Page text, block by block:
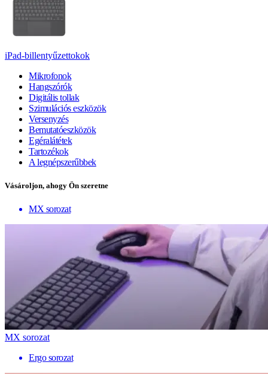
iPad-billentyűzettokok
Mikrofonok
Hangszórók
Digitális tollak
Szimulációs eszközök
Versenyzés
Bemutatóeszközök
Egéralátétek
Tartozékok
A legnépszerűbbek
Vásároljon, ahogy Ön szeretne
MX sorozat
MX sorozat
Ergo sorozat